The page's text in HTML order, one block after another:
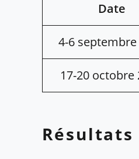
Date
4-6 septembre
17-20 octobre
Résultats